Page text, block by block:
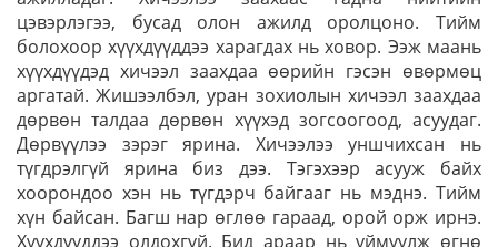
цэвэрлэгээ, бусад олон ажилд оролцоно. Тийм
болохоор хүүхдүүддээ харагдах нь ховор. Ээж маань
хүүхдүүдэд хичээл заахдаа өөрийн гэсэн өвөрмөц
аргатай. Жишээлбэл, уран зохиолын хичээл заахдаа
дөрвөн талдаа дөрвөн хүүхэд зогсоогоод, асуудаг.
Дөрвүүлээ зэрэг ярина. Хичээлээ уншчихсан нь
түгдрэлгүй ярина биз дээ. Тэгэхээр асууж байх
хоорондоо хэн нь түгдэрч байгааг нь мэднэ. Тийм
хүн байсан. Багш нар өглөө гараад, орой орж ирнэ.
Хүүхдүүддээ олдохгүй. Бид араар нь үймүүлж өгнө